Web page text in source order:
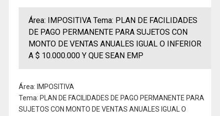
Área: IMPOSITIVA Tema: PLAN DE FACILIDADES
DE PAGO PERMANENTE PARA SUJETOS CON
MONTO DE VENTAS ANUALES IGUAL O INFERIOR
A $ 10.000.000 Y QUE SEAN EMP
Área: IMPOSITIVA
Tema: PLAN DE FACILIDADES DE PAGO PERMANENTE PARA
SUJETOS CON MONTO DE VENTAS ANUALES IGUAL O